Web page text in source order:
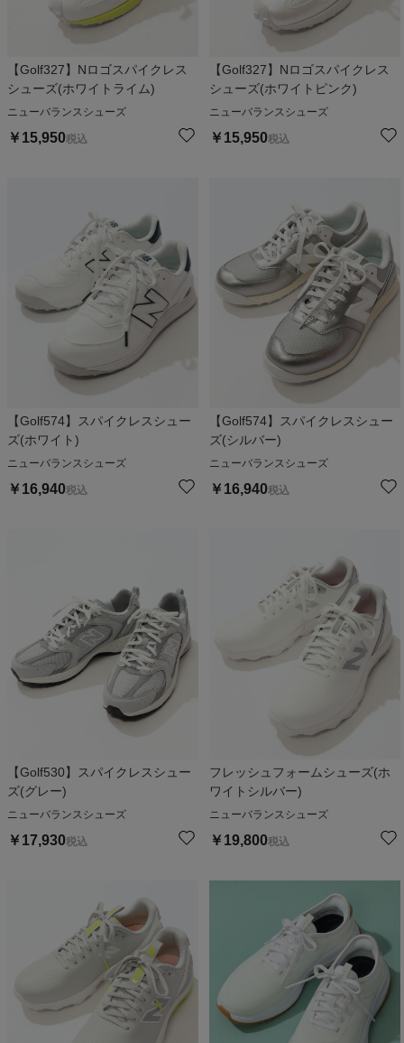
【Golf327】Nロゴスパイクレス
シューズ(ホワイトライム)
ニューバランスシューズ
￥ 15,950税込
【Golf327】Nロゴスパイクレス
シューズ(ホワイトピンク)
ニューバランスシューズ
￥ 15,950税込
【Golf574】スパイクレスシュー
ズ(ホワイト)
ニューバランスシューズ
￥ 16,940税込
【Golf574】スパイクレスシュー
ズ(シルバー)
ニューバランスシューズ
￥ 16,940税込
【Golf530】スパイクレスシュー
ズ(グレー)
ニューバランスシューズ
￥ 17,930税込
フレッシュフォームシューズ(ホ
ワイトシルバー)
ニューバランスシューズ
￥ 19,800税込